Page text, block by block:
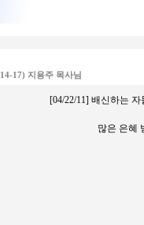
17) 지용주 목사님
[04/22/11] 배신하는
많은 은혜